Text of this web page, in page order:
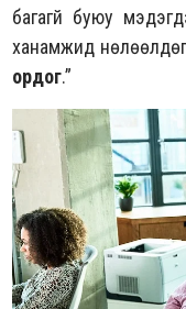
багагүй буюу
ханамжид нөлөөлдөг
ордог.”